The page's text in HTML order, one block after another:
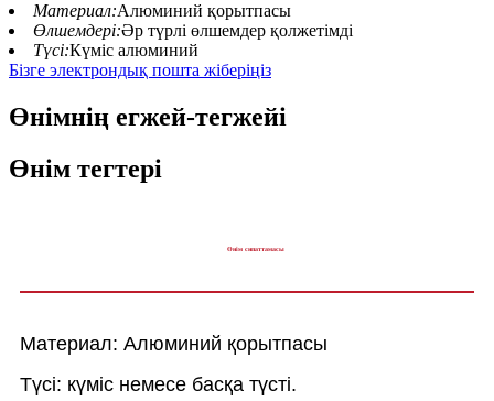
Материал:Алюминий қорытпасы
Өлшемдері:Әр түрлі өлшемдер қолжетімді
Түсі:Күміс алюминий
Бізге электрондық пошта жіберіңіз
Өнімнің егжей-тегжейі
Өнім тегтері
Өнім сипаттамасы
Материал: Алюминий қорытпасы
Түсі: күміс немесе басқа түсті.